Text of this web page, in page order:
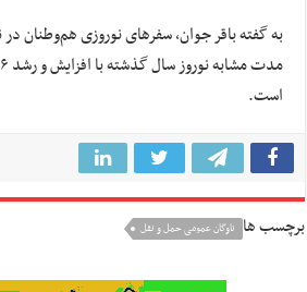
به گفته باقر جوان، سفرهای نوروزی هم‌وطنان در
است.
برچسب ها ناوگان عمومی حمل و نقل